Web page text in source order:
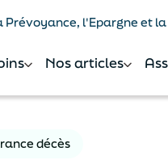
Prévoyance, l'Epargne et
Nos articles
décès